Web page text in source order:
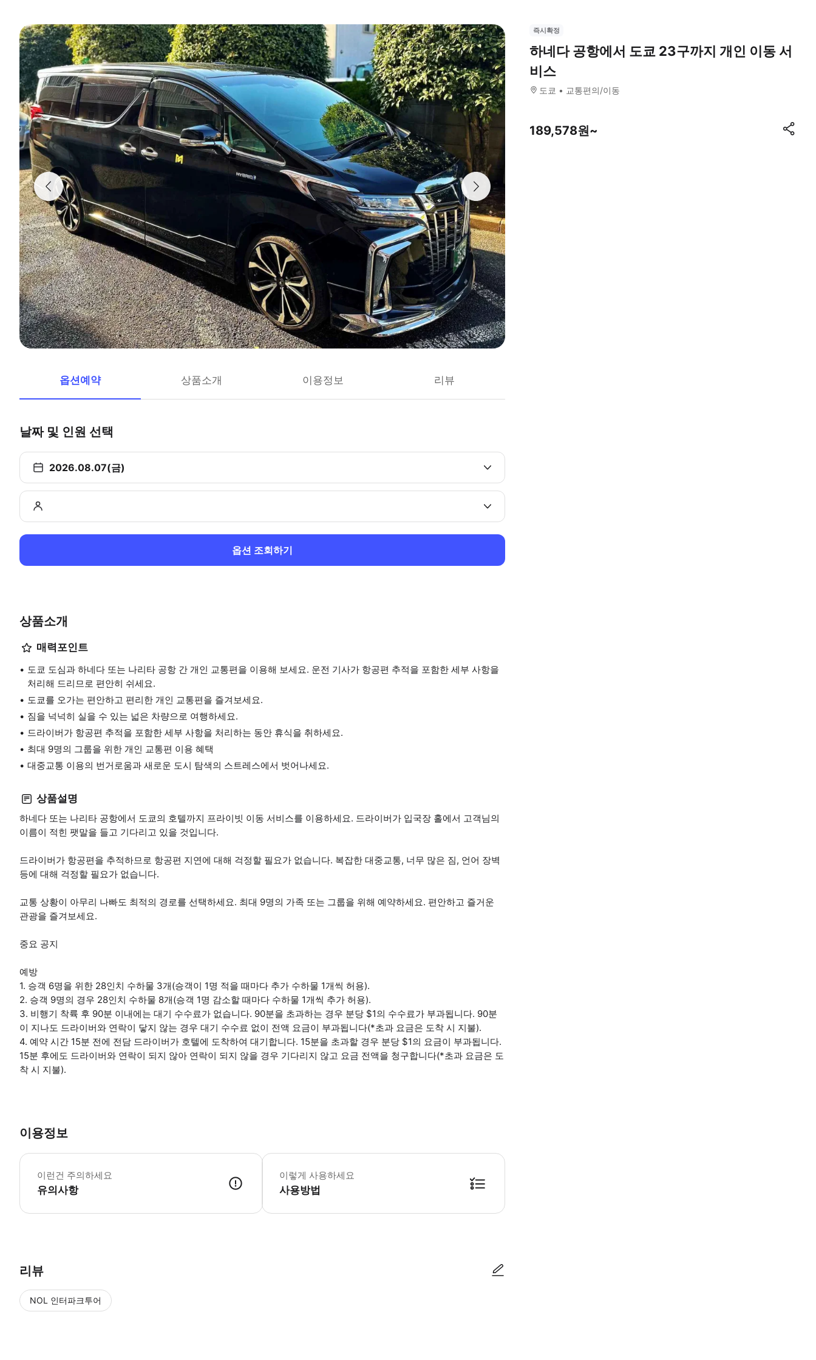
옵션예약 상품소개 이용정보 리뷰
날짜 및 인원 선택
2026.08.07(금)
옵션 조회하기
상품소개
매력포인트
도쿄 도심과 하네다 또는 나리타 공항 간 개인 교통편을 이용해 보세요. 운전 기사가 항공편 추적을 포함한 세부 사항을
처리해 드리므로 편안히 쉬세요.
도쿄를 오가는 편안하고 편리한 개인 교통편을 즐겨보세요.
짐을 넉넉히 실을 수 있는 넓은 차량으로 여행하세요.
드라이버가 항공편 추적을 포함한 세부 사항을 처리하는 동안 휴식을 취하세요.
최대 9명의 그룹을 위한 개인 교통편 이용 혜택
대중교통 이용의 번거로움과 새로운 도시 탐색의 스트레스에서 벗어나세요.
상품설명
하네다 또는 나리타 공항에서 도쿄의 호텔까지 프라이빗 이동 서비스를 이용하세요. 드라이버가 입국장 홀에서 고객님의
이름이 적힌 팻말을 들고 기다리고 있을 것입니다.
드라이버가 항공편을 추적하므로 항공편 지연에 대해 걱정할 필요가 없습니다. 복잡한 대중교통, 너무 많은 짐, 언어 장벽
등에 대해 걱정할 필요가 없습니다.
교통 상황이 아무리 나빠도 최적의 경로를 선택하세요. 최대 9명의 가족 또는 그룹을 위해 예약하세요. 편안하고 즐거운
관광을 즐겨보세요.
중요 공지
예방
1. 승객 6명을 위한 28인치 수하물 3개(승객이 1명 적을 때마다 추가 수하물 1개씩 허용).
2. 승객 9명의 경우 28인치 수하물 8개(승객 1명 감소할 때마다 수하물 1개씩 추가 허용).
3. 비행기 착륙 후 90분 이내에는 대기 수수료가 없습니다. 90분을 초과하는 경우 분당 $1의 수수료가 부과됩니다. 90분
이 지나도 드라이버와 연락이 닿지 않는 경우 대기 수수료 없이 전액 요금이 부과됩니다(*초과 요금은 도착 시 지불).
4. 예약 시간 15분 전에 전담 드라이버가 호텔에 도착하여 대기합니다. 15분을 초과할 경우 분당 $1의 요금이 부과됩니다.
15분 후에도 드라이버와 연락이 되지 않아 연락이 되지 않을 경우 기다리지 않고 요금 전액을 청구합니다(*초과 요금은 도
착 시 지불).
이용정보
이런건 주의하세요
유의사항
참가 시 주의사항 정시에 픽업할 수 있도록 다음 정보를 알려주시기 바랍니다: - 픽업, 드롭 서비스 주소 - 픽업, 드롭 서비스 시간 - 항공편 번호 - 연락처
이렇게 사용하세요
사용방법
리뷰
NOL 인터파크투어
즉시확정
하네다 공항에서 도쿄 23구까지 개인 이동 서
비스
도쿄 교통편의/이동
189,578원~